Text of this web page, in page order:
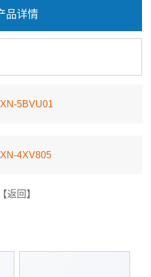
品详情
5BVU01
4XV805
【返回】